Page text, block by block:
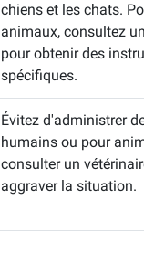
chiens et les chats.
animaux, consultez
pour obtenir des
spécifiques.
Évitez d'administrer
humains ou pour
consulter un
aggraver la situation.